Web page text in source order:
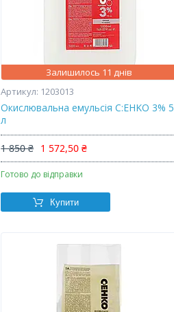
Залишилось 11 днів
1203013
Окислювальна емульсія C:EHKO 3% 5
л
1 850 ₴ 1 572,50 ₴
Готово до відправки
Купити